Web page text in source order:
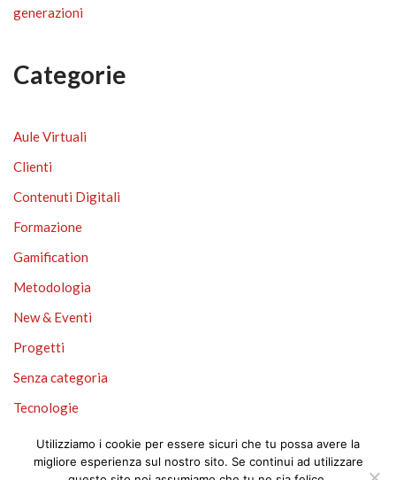
generazioni
Categorie
Aule Virtuali
Clienti
Contenuti Digitali
Formazione
Gamification
Metodologia
New & Eventi
Progetti
Senza categoria
Tecnologie
Tecnologie Didattiche
Utilizziamo i cookie per essere sicuri che tu possa avere la
migliore esperienza sul nostro sito. Se continui ad utilizzare